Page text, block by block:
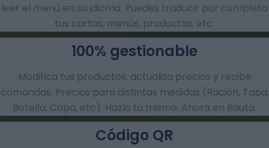
leer el menú en su idioma. Puedes traducir por completo
tus cartas, menús, productos, etc.
Modifica tus productos, actualiza precios y recibe
comandas.​ Precios para distintas medidas (Ración, Tapa,
Botella, Copa, etc). Hazlo tú mismo. Ahora en Bauta.
100% gestionable
Código QR